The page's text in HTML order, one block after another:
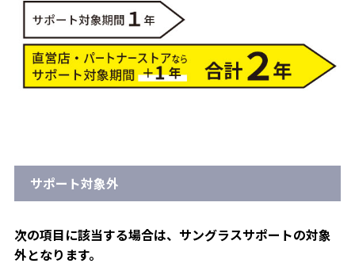
サポート対象外
次の項目に該当する場合は、サングラスサポートの対象
外となります。